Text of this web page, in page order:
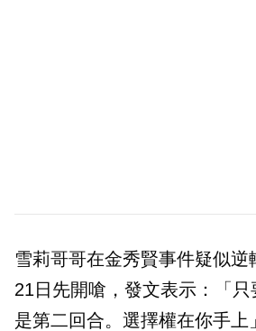
雪莉哥哥在金秀賢事件疑似逆
21日先開嗆，發文表示：「
是第二回合。選擇權在你手上